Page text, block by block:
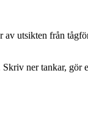
av utsikten från
ner tankar,